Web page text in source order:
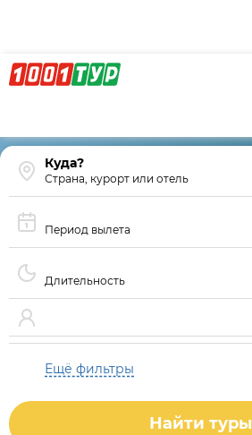
Страна, курорт или отель
Период вылета
Длительность
Ещё фильтры
Найти туры